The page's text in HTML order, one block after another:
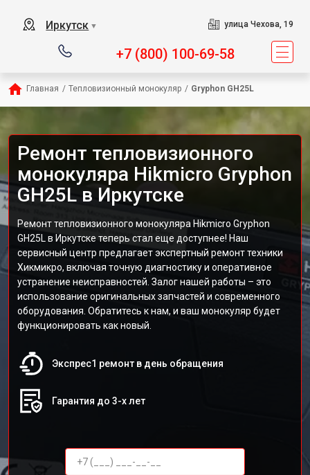
Иркутск ▼ улица Чехова, 19
+7 (800) 100-69-58
Главная / Тепловизионный монокуляр / Gryphon GH25L
Ремонт тепловизионного
монокуляра Hikmicro Gryphon
GH25L в Иркутске
Ремонт тепловизионного монокуляра Hikmicro Gryphon
GH25L в Иркутске теперь стал еще доступнее! Наш
сервисный центр предлагает экспертный ремонт техники
Хикмикро, включая точную диагностику и оперативное
устранение неисправностей. Залог нашей работы – это
использование оригинальных запчастей и современного
оборудования. Обратитесь к нам, и ваш монокуляр будет
функционировать как новый.
Экспрес1 ремонт в день обращения
Гарантия до 3-х лет